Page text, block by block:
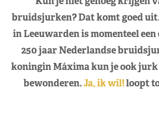
bruidsjurken? Dat komt goed
in Leeuwarden is momenteel
250 jaar Nederlandse
koningin Máxima kun je ook
bewonderen.Ja, ik wil!loopt